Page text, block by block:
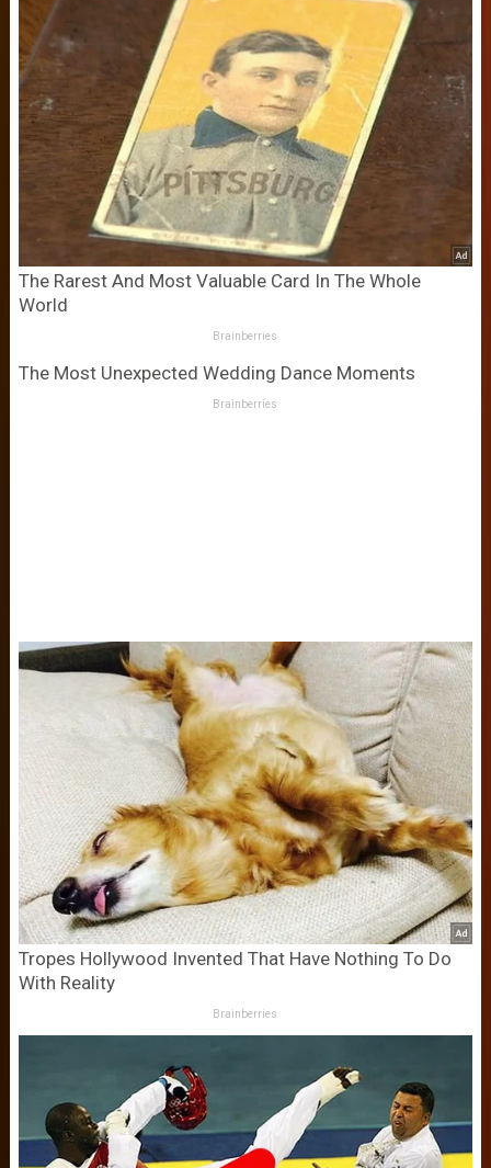
The Rarest And Most Valuable Card In The Whole
World
Brainberries
The Most Unexpected Wedding Dance Moments
Brainberries
Tropes Hollywood Invented That Have Nothing To Do
With Reality
Brainberries